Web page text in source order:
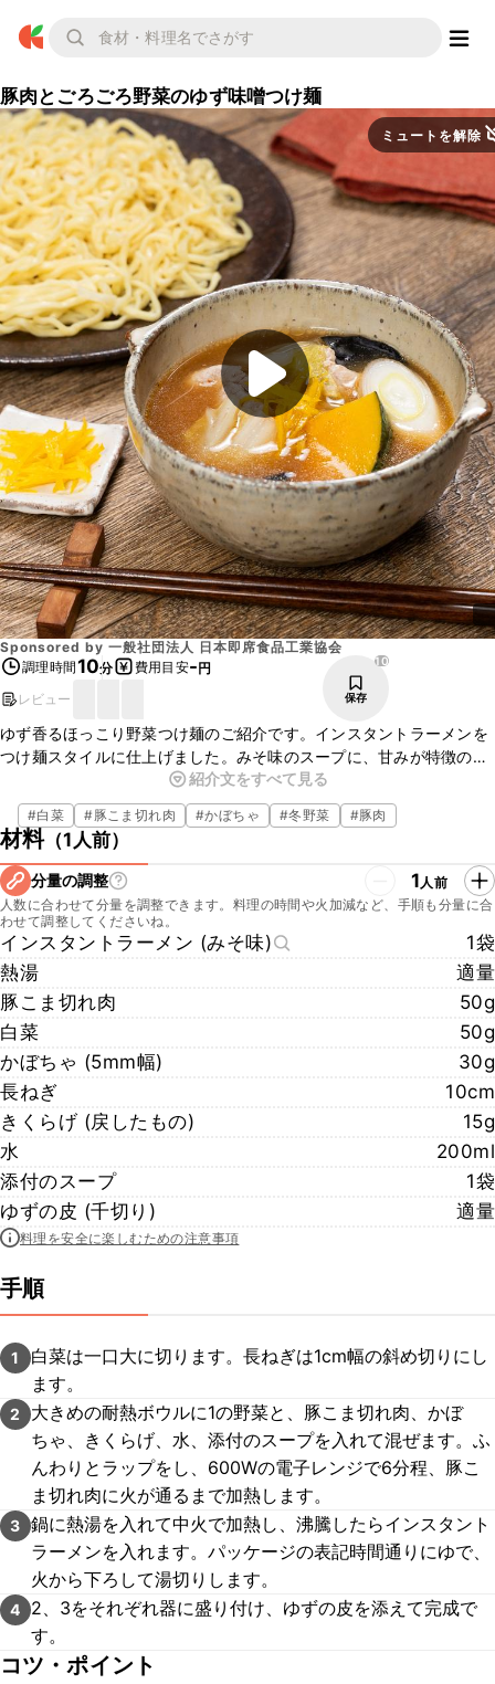
豚肉とごろごろ野菜のゆず味噌つけ麺
ミュートを解除
Sponsored by 一般社団法人 日本即席食品工業協会
調理時間10分 費用目安-円
レビュー
10
保存
ゆず香るほっこり野菜つけ麺のご紹介です。インスタントラーメンを
つけ麺スタイルに仕上げました。みそ味のスープに、甘みが特徴の野
菜がマッチしてホッとする味わいです。つけ汁はレンジで簡単に作れ
るので、時間がないときにぴったりの一品ですよ。家族や友人とシェ
アしながら食べられますので、この機会にぜひお試しくださいね。
紹介文をすべて見る
#白菜 #豚こま切れ肉 #かぼちゃ #冬野菜 #豚肉
材料（1人前）
分量の調整 1人前
人数に合わせて分量を調整できます。料理の時間や火加減など、手順も分量に合
わせて調整してくださいね。
インスタントラーメン (みそ味)
1袋
熱湯
適量
豚こま切れ肉
50g
白菜
50g
かぼちゃ (5mm幅)
30g
長ねぎ
10cm
きくらげ (戻したもの)
15g
水
200ml
添付のスープ
1袋
ゆずの皮 (千切り)
適量
料理を安全に楽しむための注意事項
手順
1
白菜は一口大に切ります。長ねぎは1cm幅の斜め切りにし
ます。
2
大きめの耐熱ボウルに1の野菜と、豚こま切れ肉、かぼ
ちゃ、きくらげ、水、添付のスープを入れて混ぜます。ふ
んわりとラップをし、600Wの電子レンジで6分程、豚こ
ま切れ肉に火が通るまで加熱します。
3 鍋に熱湯を入れて中火で加熱し、沸騰したらインスタント
ラーメンを入れます。パッケージの表記時間通りにゆで、
火から下ろして湯切りします。
4
2、3をそれぞれ器に盛り付け、ゆずの皮を添えて完成で
す。
コツ・ポイント